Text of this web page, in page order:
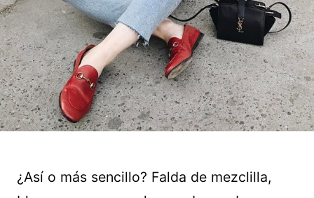
¿Así o más sencillo? Falda de mezclilla,